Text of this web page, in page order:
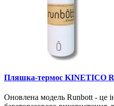
Пляшка-термос KINETICO
Оновлена модель Runbott - це